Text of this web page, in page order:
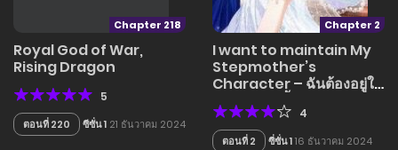
Chapter 218
Royal God of War,
Rising Dragon
5
ตอนที่ 220 ซีซั่น 1 21 ธันวาคม 2024
Chapter 2
I want to maintain My
Stepmother’s
Character – ฉันต้องอยู่ใน
บทบาทแม่เลี้ยงให้ได้เลย
4
ตอนที่ 2 ซี่ซั่น 116 ธันวาคม 2024